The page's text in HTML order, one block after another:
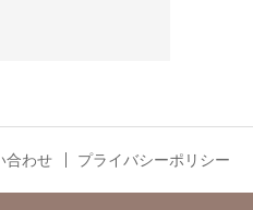
合わせ プライバシーポリシー